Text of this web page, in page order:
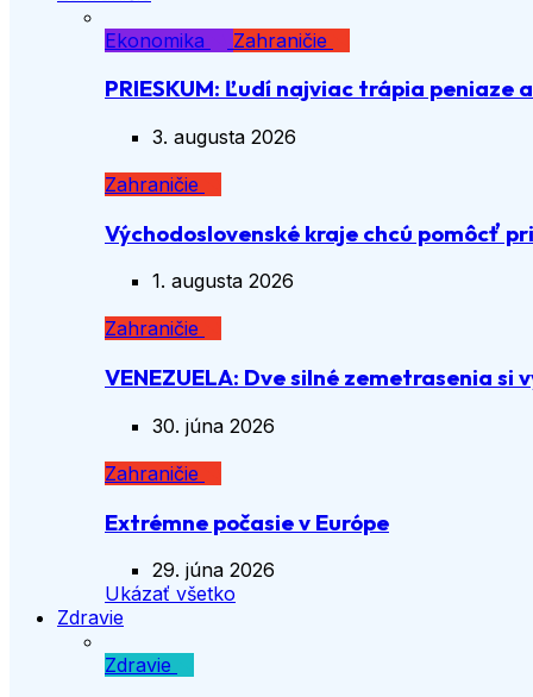
Ekonomika
Zahraničie
PRIESKUM: Ľudí najviac trápia
3. augusta 2026
Zahraničie
Východoslovenské kraje chcú pomôcť
1. augusta 2026
Zahraničie
VENEZUELA: Dve silné zemetrasenia
30. júna 2026
Zahraničie
Extrémne počasie v Európe
29. júna 2026
Ukázať všetko
Zdravie
Zdravie